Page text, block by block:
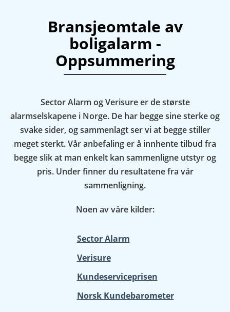
Bransjeomtale av
boligalarm -
Oppsummering
Sector Alarm og Verisure er de største
alarmselskapene i Norge. De har begge sine sterke og
svake sider, og sammenlagt ser vi at begge stiller
meget sterkt. Vår anbefaling er å innhente tilbud fra
begge slik at man enkelt kan sammenligne utstyr og
pris. Under finner du resultatene fra vår
sammenligning.
Noen av våre kilder:
Sector Alarm
Verisure
Kundeserviceprisen
Norsk Kundebarometer